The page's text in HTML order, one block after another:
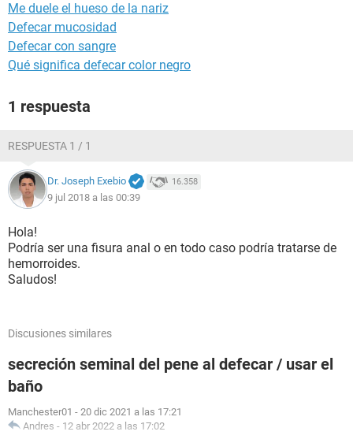
Me duele el hueso de la nariz
Defecar mucosidad
Defecar con sangre
Qué significa defecar color negro
1 respuesta
RESPUESTA 1 / 1
Dr. Joseph Exebio 16.358
9 jul 2018 a las 00:39
Hola!
Podría ser una fisura anal o en todo caso podría tratarse de
hemorroides.
Saludos!
Discusiones similares
secreción seminal del pene al defecar / usar el
baño
Manchester01 - 20 dic 2021 a las 17:21
Andres - 12 abr 2022 a las 17:02